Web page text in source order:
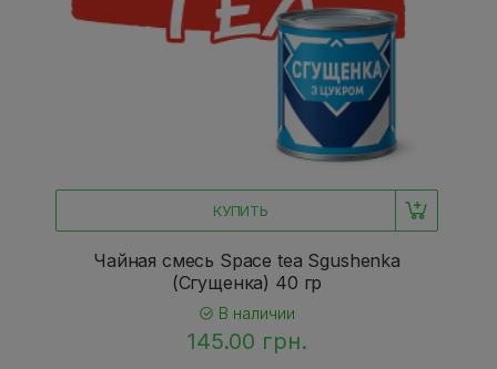
КУПИТЬ
Чайная смесь Space tea Sgushenka
(Сгущенка) 40 гр
В наличии
145.00 грн.